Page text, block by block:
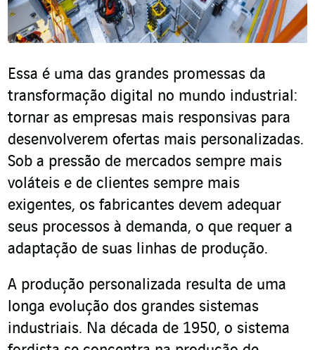
Essa é uma das grandes promessas da
transformação digital no mundo industrial:
tornar as empresas mais responsivas para
desenvolverem ofertas mais personalizadas.
Sob a pressão de mercados sempre mais
voláteis e de clientes sempre mais
exigentes, os fabricantes devem adequar
seus processos à demanda, o que requer a
adaptação de suas linhas de produção.
A produção personalizada resulta de uma
longa evolução dos grandes sistemas
industriais. Na década de 1950, o sistema